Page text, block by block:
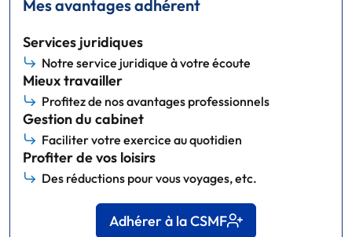
Mes avantages adhérent
Services juridiques
Notre service juridique à votre écoute
Mieux travailler
Profitez de nos avantages professionnels
Gestion du cabinet
Faciliter votre exercice au quotidien
Profiter de vos loisirs
Des réductions pour vous voyages, etc.
Adhérer à la CSMF